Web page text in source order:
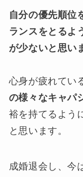
自分の優先順位
ランスをとるよ
が少ないと思い
心身が疲れてい
の様々なキャパ
裕を持てるよう
と思います。
成婚退会し、今